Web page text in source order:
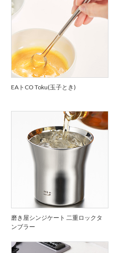
EAトCO Toku(玉子とき)
磨き屋シンジケート 二重ロックタ
ンブラー